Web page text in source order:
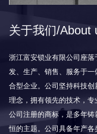
关于我们/About
浙江富安锁业有限公司座
发、生产、销售、服务于
合型企业。公司坚持科技
理念，拥有领先的技术，
公司注册的商标，是多年
恒的主题。公司具备年产